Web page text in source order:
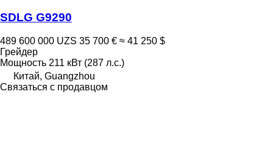
SDLG G9290
489 600 000 UZS 35 700 € ≈ 41 250 $
Грейдер
Мощность 211 кВт (287 л.с.)
Китай, Guangzhou
Связаться с продавцом